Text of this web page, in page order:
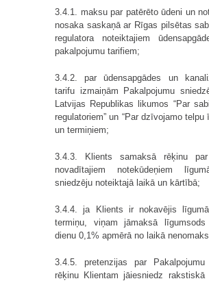
3.4.1. maksu par patērēto ūdeni un
nosaka saskaņā ar Rīgas pilsētas
regulatora noteiktajiem
pakalpojumu tarifiem;
3.4.2. par ūdensapgādes un
tarifu izmaiņām Pakalpojumu
Latvijas Republikas likumos “Par
regulatoriem” un “Par dzīvojamo
un termiņiem;
3.4.3. Klients samaksā rēķinu
novadītajiem notekūdeņiem
sniedzēju noteiktajā laikā un kārtībā;
3.4.4. ja Klients ir nokavējis
termiņu, viņam jāmaksā
dienu 0,1% apmērā no laikā
3.4.5. pretenzijas par
rēķinu Klientam jāiesniedz rakstiskā